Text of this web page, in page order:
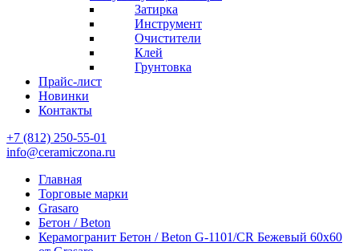
Затирка
Инструмент
Очистители
Клей
Грунтовка
Прайс-лист
Новинки
Контакты
+7 (812) 250-55-01
info@ceramiczona.ru
Главная
Торговые марки
Grasaro
Бетон / Beton
Керамогранит Бетон / Beton G-1101/СR Бежевый 60х60